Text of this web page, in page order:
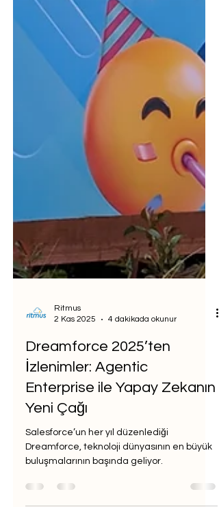
Ritmus
2 Kas 2025
4 dakikada okunur
Dreamforce 2025’ten
İzlenimler: Agentic
Enterprise ile Yapay Zekanın
Yeni Çağı
Dreamforce, teknoloji dünyasının en büyük